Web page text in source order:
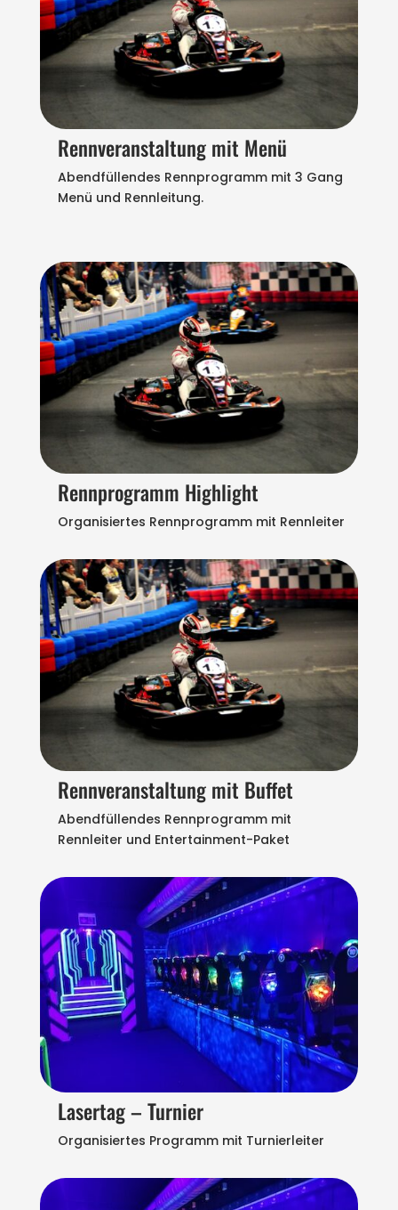
Rennveranstaltung mit Menü
Abendfüllendes Rennprogramm mit 3 Gang
Menü und Rennleitung.
Rennprogramm Highlight
Organisiertes Rennprogramm mit Rennleiter
Rennveranstaltung mit Buffet
Abendfüllendes Rennprogramm mit
Rennleiter und Entertainment-Paket
Lasertag – Turnier
Organisiertes Programm mit Turnierleiter